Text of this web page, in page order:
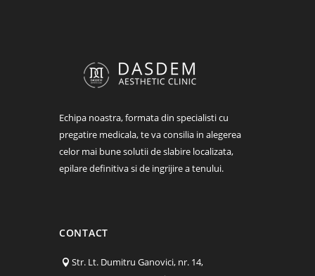
Echipa noastra, formata din specialisti cu
pregatire medicala, te va consilia in alegerea
celor mai bune solutii de slabire localizata,
epilare definitiva si de ingrijire a tenului.
CONTACT
Str. Lt. Dumitru Ganovici, nr. 14,